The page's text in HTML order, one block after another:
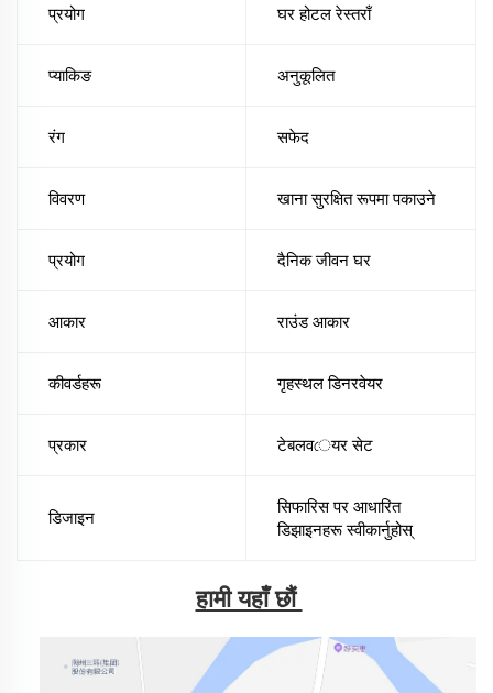
प्रयोग घर होटल रेस्तराँ
प्याकिङ अनुकूलित
रंग सफेद
विवरण खाना सुरक्षित रूपमा पकाउने
प्रयोग दैनिक जीवन घर
आकार राउंड आकार
कीवर्डहरू गृहस्थल डिनरवेयर
प्रकार टेबलवেयर सेट
डिजाइन
सिफारिस पर आधारित
डिझाइनहरू स्वीकार्नुहोस्
हामी यहाँ छौं